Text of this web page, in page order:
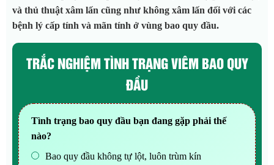
và thủ thuật xâm lấn cũng như không xâm lấn đối với các
bệnh lý cấp tính và mãn tính ở vùng bao quy đầu.
TRẮC NGHIỆM TÌNH TRẠNG VIÊM BAO QUY
ĐẦU
Tình trạng bao quy đầu bạn đang gặp phải thế
nào?
Bao quy đầu không tự lột, luôn trùm kín